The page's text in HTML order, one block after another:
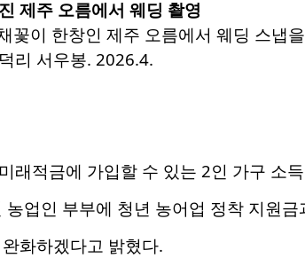
제주 오름에서 웨딩 촬영
꽃이 한창인 제주 오름에서 웨딩 스냅
리 서우봉. 2026.4.
래적금에 가입할 수 있는 2인 가구 소
업인 부부에 청년 농어업 정착 지원
화하겠다고 밝혔다.